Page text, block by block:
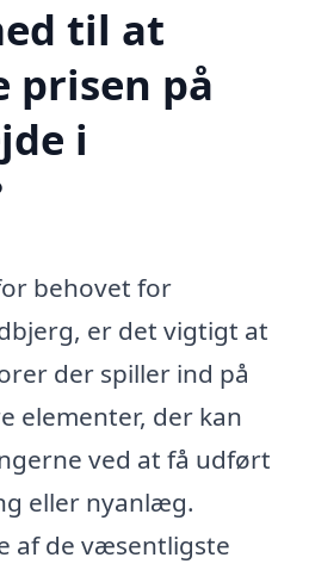
til at
prisen på
i
behovet for
er det vigtigt at
der spiller ind på
elementer, der kan
ved at få udført
eller nyanlæg.
af de væsentligste